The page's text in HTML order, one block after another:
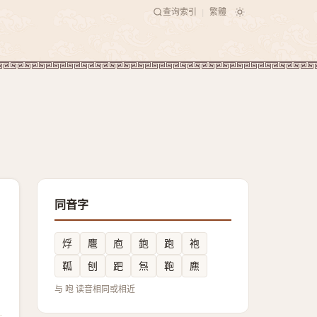
查询索引 繁體
同音字
烰 麅 庖 鉋 跑
袍
䩝
刨 跁 炰 鞄 麃
与 咆 读音相同或相近